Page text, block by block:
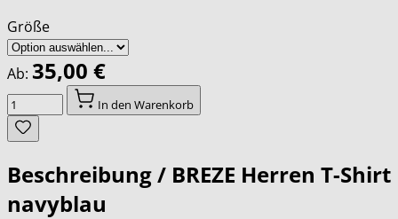
Größe
Ab: 35,00 €
Menge
In den Warenkorb
Beschreibung / BREZE Herren T-Shirt
navyblau